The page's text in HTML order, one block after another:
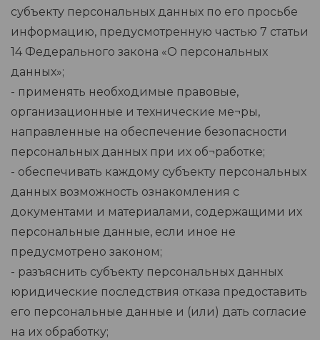
субъекту персональных данных по его просьбе
информацию, предусмотренную частью 7 статьи
14 Федерального закона «О персональных
данных»;
- применять необходимые правовые,
организационные и технические ме¬ры,
направленные на обеспечение безопасности
персональных данных при их об¬работке;
- обеспечивать каждому субъекту персональных
данных возможность ознакомления с
документами и материалами, содержащими их
персональные данные, если иное не
предусмотрено законом;
- разъяснить субъекту персональных данных
юридические последствия отказа предоставить
его персональные данные и (или) дать согласие
на их обработку;